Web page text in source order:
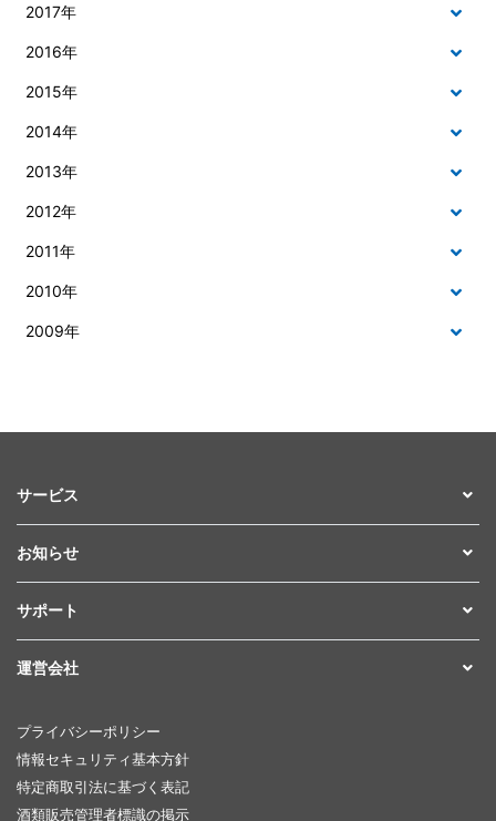
2017年
2016年
2015年
2014年
2013年
2012年
2011年
2010年
2009年
サービス
お知らせ
サポート
運営会社
プライバシーポリシー
情報セキュリティ基本方針
特定商取引法に基づく表記
酒類販売管理者標識の掲示